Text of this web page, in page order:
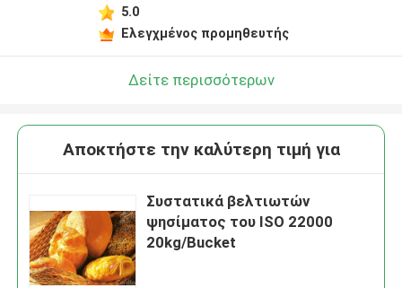
5.0
Ελεγχμένος προμηθευτής
Δείτε περισσότερων
Αποκτήστε την καλύτερη τιμή για
Συστατικά βελτιωτών
ψησίματος του ISO 22000
20kg/Bucket